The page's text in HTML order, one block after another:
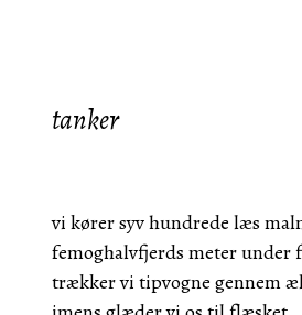
tanker
vi kører syv hundrede læs
femoghalvfjerds meter under
trækker vi tipvogne gennem